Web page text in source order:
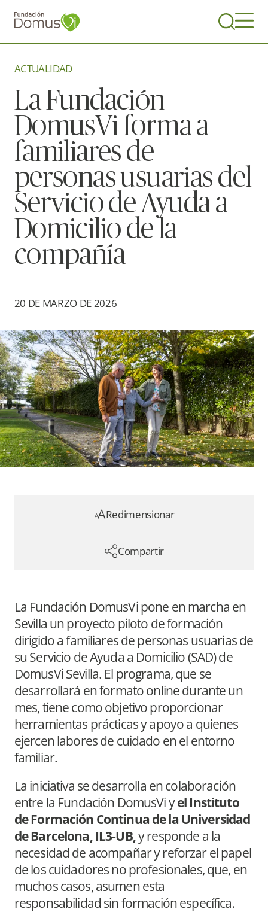
ACTUALIDAD
La Fundación
DomusVi forma a
familiares de
personas usuarias del
Servicio de Ayuda a
Domicilio de la
compañía
20 DE MARZO DE 2026
Redimensionar
Compartir
La Fundación DomusVi pone en marcha en
Sevilla un proyecto piloto de formación
dirigido a familiares de personas usuarias de
su Servicio de Ayuda a Domicilio (SAD) de
DomusVi Sevilla. El programa, que se
desarrollará en formato online durante un
mes, tiene como objetivo proporcionar
herramientas prácticas y apoyo a quienes
ejercen labores de cuidado en el entorno
familiar.
La iniciativa se desarrolla en colaboración
entre la Fundación DomusVi yel Instituto
de Formación Continua de la Universidad
de Barcelona, IL3-UB,y responde a la
necesidad de acompañar y reforzar el papel
de los cuidadores no profesionales, que, en
muchos casos, asumen esta
responsabilidad sin formación específica.